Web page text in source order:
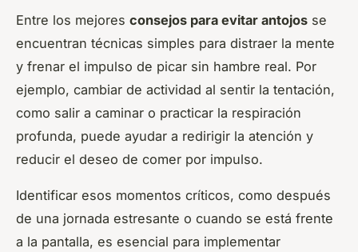
Entre los mejores consejos para evitar antojos se
encuentran técnicas simples para distraer la mente
y frenar el impulso de picar sin hambre real. Por
ejemplo, cambiar de actividad al sentir la tentación,
como salir a caminar o practicar la respiración
profunda, puede ayudar a redirigir la atención y
reducir el deseo de comer por impulso.
Identificar esos momentos críticos, como después
de una jornada estresante o cuando se está frente
a la pantalla, es esencial para implementar